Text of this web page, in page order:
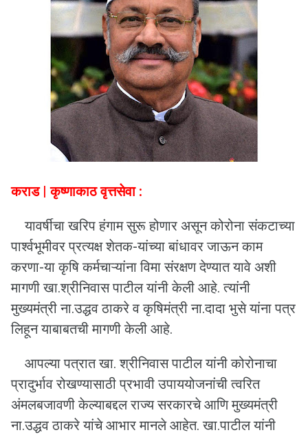
कराड | कृष्णाकाठ वृत्तसेवा :
यावर्षीचा खरिप हंगाम सुरू होणार असून कोरोना संकटाच्या
पार्श्वभूमीवर प्रत्यक्ष शेतक-यांच्या बांधावर जाऊन काम
करणा-या कृषि कर्मचाऱ्यांना विमा संरक्षण देण्यात यावे अशी
मागणी खा.श्रीनिवास पाटील यांनी केली आहे. त्यांनी
मुख्यमंत्री ना.उद्धव ठाकरे व कृषिमंत्री ना.दादा भुसे यांना पत्र
लिहून याबाबतची मागणी केली आहे.
आपल्या पत्रात खा. श्रीनिवास पाटील यांनी कोरोनाचा
प्रादुर्भाव रोखण्यासाठी प्रभावी उपाययोजनांची त्वरित
अंमलबजावणी केल्याबद्दल राज्य सरकारचे आणि मुख्यमंत्री
ना.उद्धव ठाकरे यांचे आभार मानले आहेत. खा.पाटील यांनी